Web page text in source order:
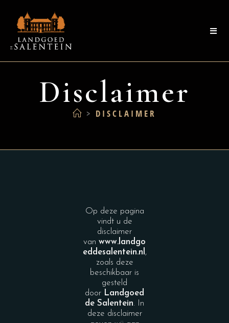
Disclaimer
> DISCLAIMER
Op deze pagina
vindt u de
disclaimer
van www.landgo
eddesalentein.n ,
zoals deze
beschikbaar is
gesteld
door Landgoed
de Salentein. In
deze disclaimer